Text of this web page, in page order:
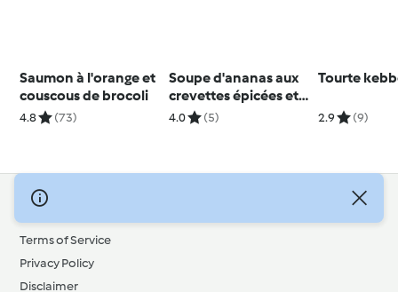
Saumon à l'orange et
couscous de brocoli
4.8 (73)
Soupe d'ananas aux
crevettes épicées et
au curry
4.0 (5)
Tourte
2.9 (9)
© Copyright 2026
Terms of Service
Privacy Policy
Disclaimer